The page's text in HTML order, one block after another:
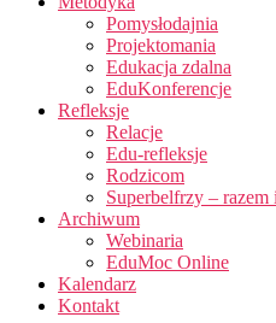
Pomysłodajnia
Projektomania
Edukacja zdalna
EduKonferencje
Refleksje
Relacje
Edu-refleksje
Rodzicom
Superbelfrzy – razem
Archiwum
Webinaria
EduMoc Online
Kalendarz
Kontakt